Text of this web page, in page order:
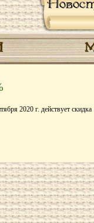
2020 г. действует